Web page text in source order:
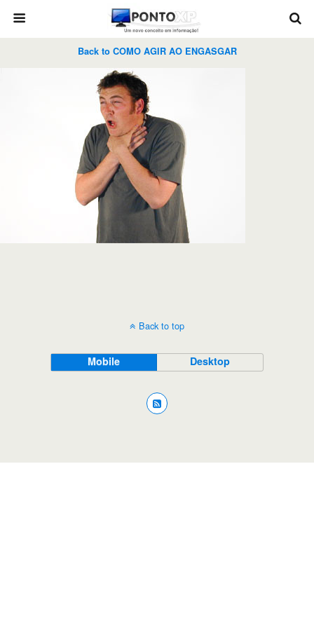
Back to COMO AGIR AO ENGASGAR
Back to top
Mobile Desktop